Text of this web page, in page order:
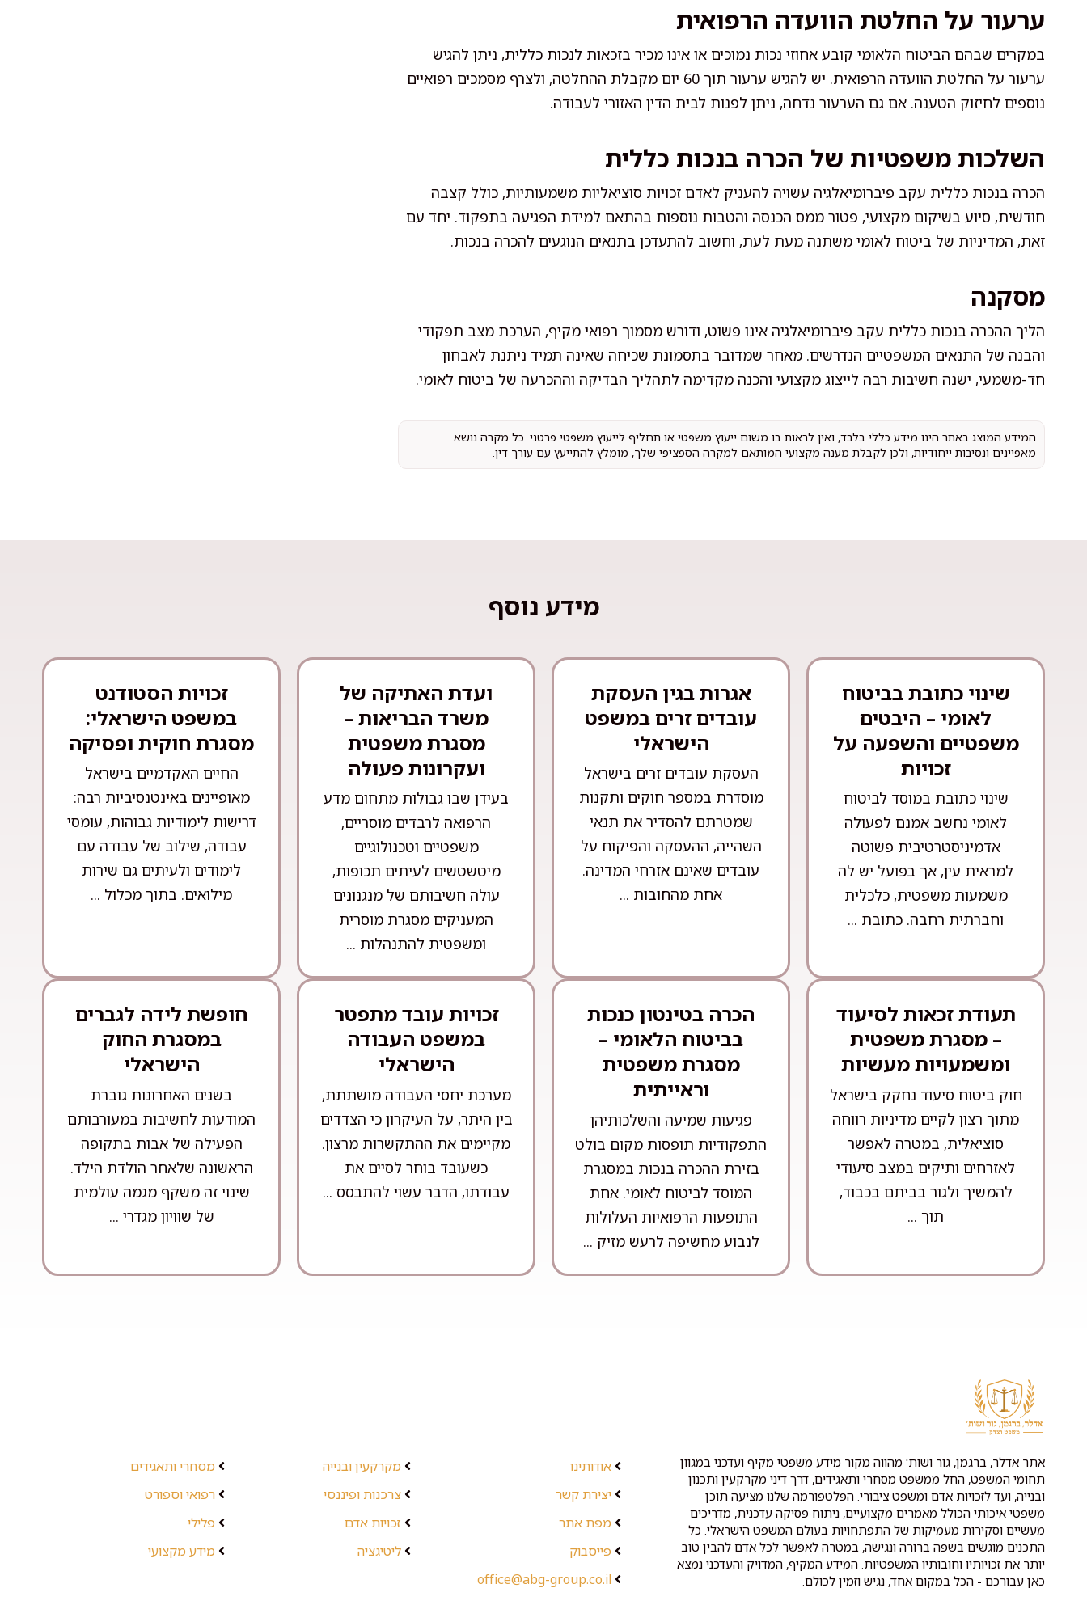
ערעור על החלטת הוועדה הרפואית
במקרים שבהם הביטוח הלאומי קובע אחוזי נכות נמוכים או אינו מכיר בזכאות לנכות כללית, ניתן להגיש
ערעור על החלטת הוועדה הרפואית. יש להגיש ערעור תוך 60 יום מקבלת ההחלטה, ולצרף מסמכים רפואיים
נוספים לחיזוק הטענה. אם גם הערעור נדחה, ניתן לפנות לבית הדין האזורי לעבודה.
השלכות משפטיות של הכרה בנכות כללית
הכרה בנכות כללית עקב פיברומיאלגיה עשויה להעניק לאדם זכויות סוציאליות משמעותיות, כולל קצבה
חודשית, סיוע בשיקום מקצועי, פטור ממס הכנסה והטבות נוספות בהתאם למידת הפגיעה בתפקוד. יחד עם
זאת, המדיניות של ביטוח לאומי משתנה מעת לעת, וחשוב להתעדכן בתנאים הנוגעים להכרה בנכות.
מסקנה
הליך ההכרה בנכות כללית עקב פיברומיאלגיה אינו פשוט, ודורש מסמוך רפואי מקיף, הערכת מצב תפקודי
והבנה של התנאים המשפטיים הנדרשים. מאחר שמדובר בתסמונת שכיחה שאינה תמיד ניתנת לאבחון
חד-משמעי, ישנה חשיבות רבה לייצוג מקצועי והכנה מקדימה לתהליך הבדיקה וההכרעה של ביטוח לאומי.
המידע המוצג באתר הינו מידע כללי בלבד, ואין לראות בו משום ייעוץ משפטי או תחליף לייעוץ משפטי פרטני. כל מקרה נושא
מאפיינים ונסיבות ייחודיות, ולכן לקבלת מענה מקצועי המותאם למקרה הספציפי שלך, מומלץ להתייעץ עם עורך דין.
מידע נוסף
שינוי כתובת בביטוח
לאומי – היבטים
משפטיים והשפעה על
זכויות
שינוי כתובת במוסד לביטוח
לאומי נחשב אמנם לפעולה
אדמיניסטרטיבית פשוטה
למראית עין, אך בפועל יש לה
משמעות משפטית, כלכלית
וחברתית רחבה. כתובת ...
אגרות בגין העסקת
עובדים זרים במשפט
הישראלי
העסקת עובדים זרים בישראל
מוסדרת במספר חוקים ותקנות
שמטרתם להסדיר את תנאי
השהייה, ההעסקה והפיקוח על
עובדים שאינם אזרחי המדינה.
אחת מהחובות ...
ועדת האתיקה של
משרד הבריאות –
מסגרת משפטית
ועקרונות פעולה
בעידן שבו גבולות מתחום מדע
הרפואה לרבדים מוסריים,
משפטיים וטכנולוגיים
מיטשטשים לעיתים תכופות,
עולה חשיבותם של מנגנונים
המעניקים מסגרת מוסרית
ומשפטית להתנהלות ...
זכויות הסטודנט
במשפט הישראלי:
מסגרת חוקית ופסיקה
החיים האקדמיים בישראל
מאופיינים באינטנסיביות רבה:
דרישות לימודיות גבוהות, עומסי
עבודה, שילוב של עבודה עם
לימודים ולעיתים גם שירות
מילואים. בתוך מכלול ...
תעודת זכאות לסיעוד
– מסגרת משפטית
ומשמעויות מעשיות
חוק ביטוח סיעוד נחקק בישראל
מתוך רצון לקיים מדיניות רווחה
סוציאלית, במטרה לאפשר
לאזרחים ותיקים במצב סיעודי
להמשיך ולגור בביתם בכבוד,
תוך ...
הכרה בטינטון כנכות
בביטוח הלאומי –
מסגרת משפטית
וראייתית
פגיעות שמיעה והשלכותיהן
התפקודיות תופסות מקום בולט
בזירת ההכרה בנכות במסגרת
המוסד לביטוח לאומי. אחת
התופעות הרפואיות העלולות
לנבוע מחשיפה לרעש מזיק ...
זכויות עובד מתפטר
במשפט העבודה
הישראלי
מערכת יחסי העבודה מושתתת,
בין היתר, על העיקרון כי הצדדים
מקיימים את ההתקשרות מרצון.
כשעובד בוחר לסיים את
עבודתו, הדבר עשוי להתבסס ...
חופשת לידה לגברים
במסגרת החוק
הישראלי
בשנים האחרונות גוברת
המודעות לחשיבות במעורבותם
הפעילה של אבות בתקופה
הראשונה שלאחר הולדת הילד.
שינוי זה משקף מגמה עולמית
של שוויון מגדרי ...
אתר אדלר, ברגמן, גור ושות' מהווה מקור מידע משפטי מקיף ועדכני במגוון
תחומי המשפט, החל ממשפט מסחרי ותאגידים, דרך דיני מקרקעין ותכנון
ובנייה, ועד לזכויות אדם ומשפט ציבורי. הפלטפורמה שלנו מציעה תוכן
משפטי איכותי הכולל מאמרים מקצועיים, ניתוח פסיקה עדכנית, מדריכים
מעשיים וסקירות מעמיקות של התפתחויות בעולם המשפט הישראלי. כל
התכנים מוגשים בשפה ברורה ונגישה, במטרה לאפשר לכל אדם להבין טוב
יותר את זכויותיו וחובותיו המשפטיות. המידע המקיף, המדויק והעדכני נמצא
כאן עבורכם - הכל במקום אחד, נגיש וזמין לכולם.
אודותינו
יצירת קשר
מפת אתר
פייסבוק
office@abg-group.co.il
מקרקעין ובנייה
צרכנות ופיננסי
זכויות אדם
ליטיגציה
מסחרי ותאגידים
רפואי וספורט
פלילי
מידע מקצועי